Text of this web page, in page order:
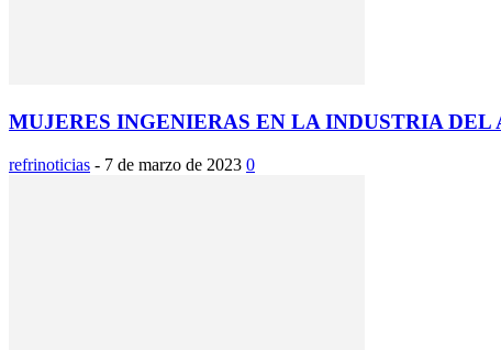
MUJERES INGENIERAS EN LA INDUSTRIA
refrinoticias - 7 de marzo de 2023 0